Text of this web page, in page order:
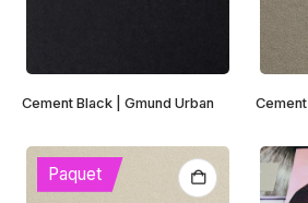
Cement Black | Gmund Urban
Paquet